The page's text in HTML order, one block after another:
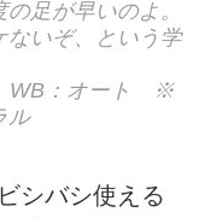
足が早いのよ。
ないぞ、という学
WB：オート ※
ル
シバシ使える